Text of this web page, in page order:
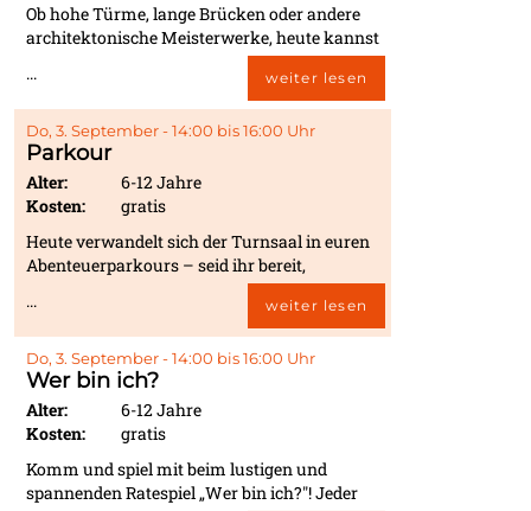
Ob hohe Türme, lange Brücken oder andere
architektonische Meisterwerke, heute kannst
du zur Architektin bzw. zum Architekten
werden. In verschiedenen Kategorien werden
wir in kleinen Teams tolle Bauwerke mit
bunten Bausteinen entwerfen. Unsere
Betreuerinnen und Betreuer belohnen die
kreativsten, waghalsigsten und
imposantesten Bauwerke mit kleinen
... weiter lesen
Do, 3. September - 14:00 bis 16:00 Uhr
Parkour
Alter:
6-12 Jahre
Kosten:
gratis
Heute verwandelt sich der Turnsaal in euren
Abenteuerparkours – seid ihr bereit,
Hindernisse zu überwinden und eure eigenen
Tricks auszuprobieren? Springt über Matten,
balanciert auf Bänken, klettert über kleine
Hindernisse und probiert aus, wie ihr am
besten vorankommt – vielleicht entdeckt ihr
dabei sogar neue Wege oder kleine Tricks, die
ihr vorher noch nie gemacht habt!
... weiter lesen
Do, 3. September - 14:00 bis 16:00 Uhr
Wer bin ich?
Alter:
6-12 Jahre
Kosten:
gratis
Komm und spiel mit beim lustigen und
spannenden Ratespiel „Wer bin ich?"! Jeder